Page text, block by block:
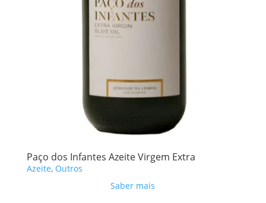
Paço dos Infantes Azeite Virgem Extra
Azeite, Outros
Saber mais